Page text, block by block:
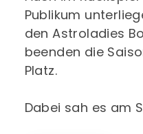
Publikum
den Astroladies
beenden die
Platz.
Dabei sah es am